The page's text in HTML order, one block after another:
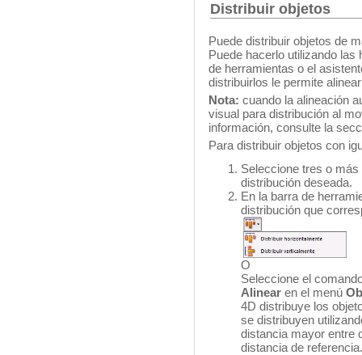
Distribuir objetos
Puede distribuir objetos de
Puede hacerlo utilizando las
de herramientas o el
distribuirlos le permite
Nota: cuando la alineación
visual para distribución al
información, consulte la
Para distribuir objetos con
Seleccione tres o
distribución deseada.
En la barra de
distribución que
O
Seleccione el
Alinear en el menú
4D distribuye los
se distribuyen
distancia mayor entre
distancia de referencia.